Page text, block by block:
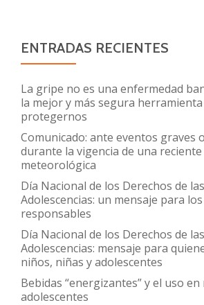
ENTRADAS RECIENTES
La gripe no es una enfermedad
la mejor y más segura
protegernos
Comunicado: ante eventos graves
durante la vigencia de una
meteorológica
Día Nacional de los Derechos de
Adolescencias: un mensaje para
responsables
Día Nacional de los Derechos de
Adolescencias: mensaje para
niños, niñas y adolescentes
Bebidas “energizantes” y el uso
adolescentes